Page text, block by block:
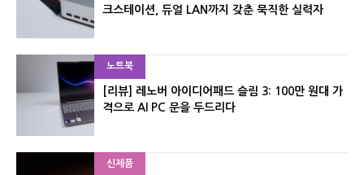
크스테이션, 듀얼 LAN까지 갖춘 묵직한 실력자
노트북
[리뷰] 레노버 아이디어패드 슬림 3: 100만 원대 가
격으로 AI PC 문을 두드리다
신제품